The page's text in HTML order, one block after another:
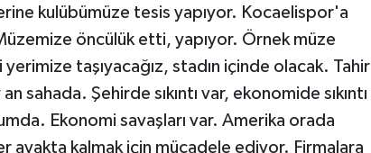
kulübümüze tesis yapıyor. Kocaelispor'a
öncülük etti, yapıyor. Örnek müze
taşıyacağız, stadın içinde olacak. Tahir
sahada. Şehirde sıkıntı var, ekonomide sıkıntı
Ekonomi savaşları var. Amerika orada
ayakta kalmak için mücadele ediyor. Firmalara